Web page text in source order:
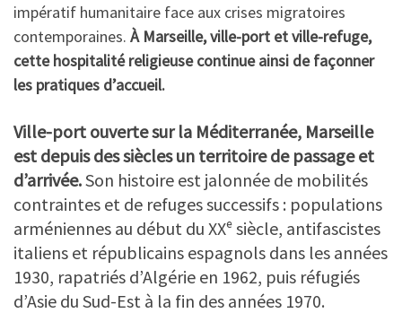
impératif humanitaire face aux crises migratoires
contemporaines. À Marseille, ville-port et ville-refuge,
cette hospitalité religieuse continue ainsi de façonner
les pratiques d’accueil.
Ville-port ouverte sur la Méditerranée, Marseille
est depuis des siècles un territoire de passage et
d’arrivée.Son histoire est jalonnée de mobilités
contraintes et de refuges successifs : populations
arméniennes au début du XXᵉ siècle, antifascistes
italiens et républicains espagnols dans les années
1930, rapatriés d’Algérie en 1962, puis réfugiés
d’Asie du Sud-Est à la fin des années 1970.